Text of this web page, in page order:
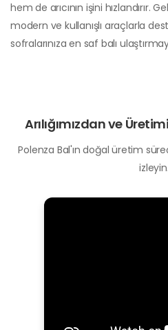
hem de arıcının işini hızlandırır.
modern ve kullanışlı araçlarla
sofralarınıza en saf balı
Arılığımızdan ve
Polenza Bal'ın doğal üretim
izleyin.